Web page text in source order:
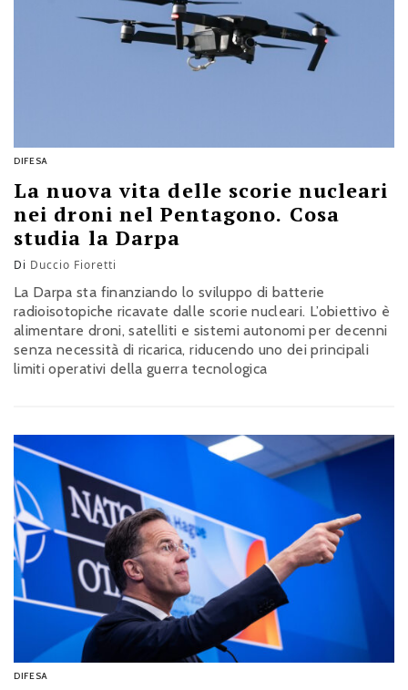
DIFESA
La nuova vita delle scorie nucleari
nei droni nel Pentagono. Cosa
studia la Darpa
Di Duccio Fioretti
La Darpa sta finanziando lo sviluppo di batterie
radioisotopiche ricavate dalle scorie nucleari. L’obiettivo è
alimentare droni, satelliti e sistemi autonomi per decenni
senza necessità di ricarica, riducendo uno dei principali
limiti operativi della guerra tecnologica
DIFESA